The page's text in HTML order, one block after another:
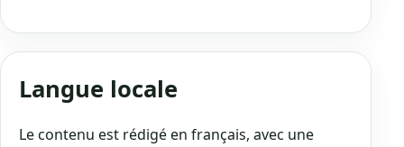
Langue locale
Le contenu est rédigé en français, avec une